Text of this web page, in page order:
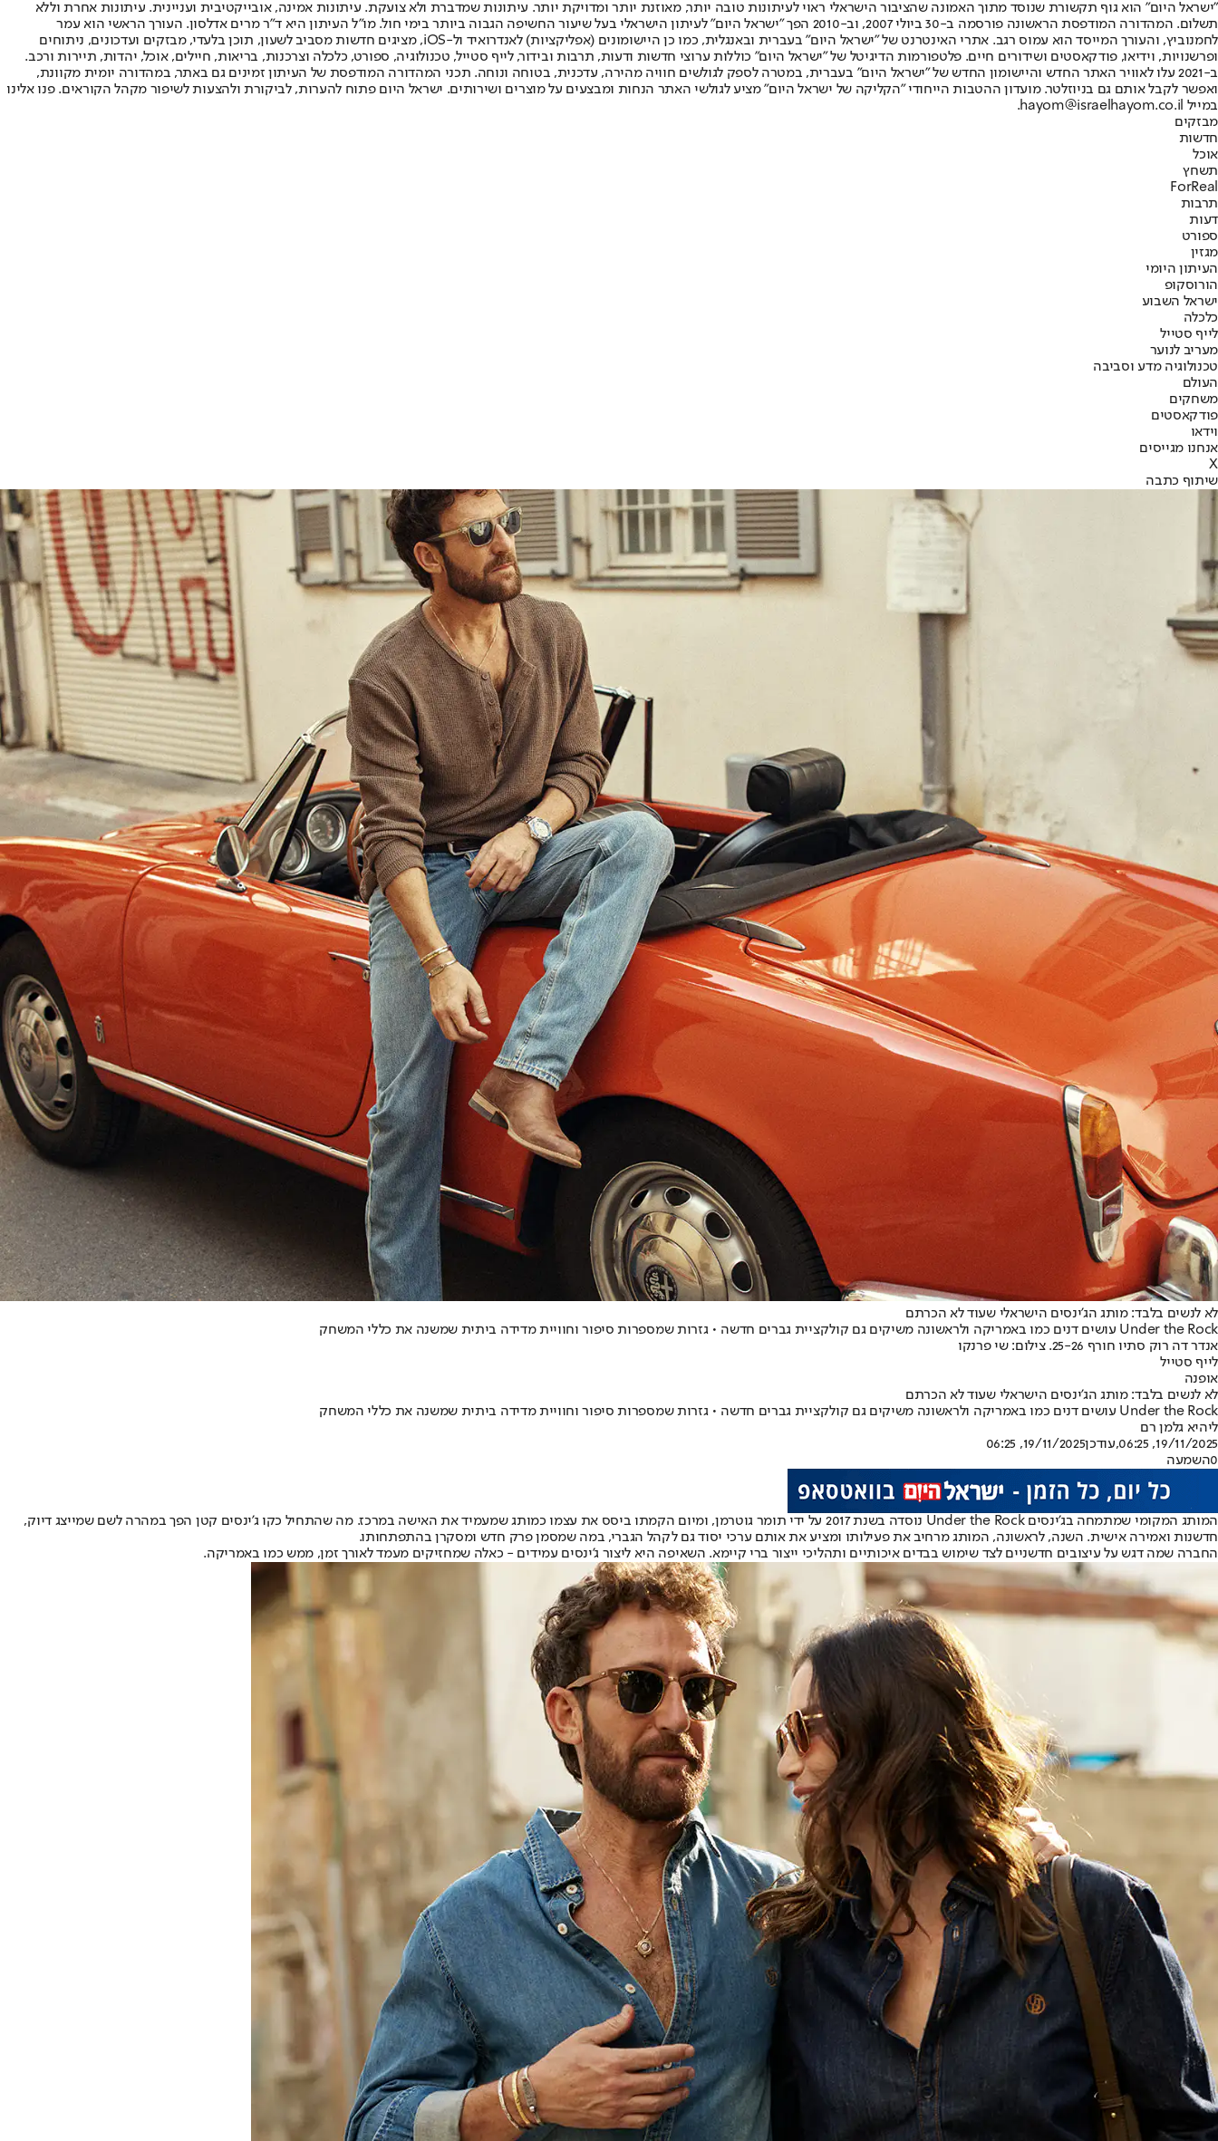
"ישראל היום" הוא גוף תקשורת שנוסד מתוך האמונה שהציבור הישראלי ראוי לעיתונות טובה יותר, מאוזנת יותר ומדויקת יותר. עיתונות שמדברת ולא צועקת. עיתונות אמינה, אובייקטיבית ועניינית. עיתונות אחרת וללא
תשלום. המהדורה המודפסת הראשונה פורסמה ב-30 ביולי 2007, וב-2010 הפך "ישראל היום" לעיתון הישראלי בעל שיעור החשיפה הגבוה ביותר בימי חול. מו"ל העיתון היא ד"ר מרים אדלסון. העורך הראשי הוא עמר
לחמנוביץ, והעורך המייסד הוא עמוס רגב. אתרי האינטרנט של "ישראל היום" בעברית ובאנגלית, כמו כן היישומונים (אפליקציות) לאנדרואיד ול-iOS, מציגים חדשות מסביב לשעון, תוכן בלעדי, מבזקים ועדכונים, ניתוחים
ופרשנויות, וידיאו, פודקאסטים ושידורים חיים. פלטפורמות הדיגיטל של "ישראל היום" כוללות ערוצי חדשות ודעות, תרבות ובידור, לייף סטייל, טכנולוגיה, ספורט, כלכלה וצרכנות, בריאות, חיילים, אוכל, יהדות, תיירות ורכב.
ב-2021 עלו לאוויר האתר החדש והיישומון החדש של "ישראל היום" בעברית, במטרה לספק לגולשים חוויה מהירה, עדכנית, בטוחה ונוחה. תכני המהדורה המודפסת של העיתון זמינים גם באתר, במהדורה יומית מקוונת,
ואפשר לקבל אותם גם בניוזלטר. מועדון ההטבות הייחודי "הקליקה של ישראל היום" מציע לגולשי האתר הנחות ומבצעים על מוצרים ושירותים. ישראל היום פתוח להערות, לביקורת ולהצעות לשיפור מקהל הקוראים. פנו אלינו
במייל hayom@israelhayom.co.il.
מבזקים
חדשות
אוכל
תשחץ
ForReal
תרבות
דעות
ספורט
מגזין
העיתון היומי
הורוסקופ
ישראל השבוע
כלכלה
לייף סטייל
מעריב לנוער
טכנולוגיה מדע וסביבה
העולם
משחקים
פודקאסטים
וידאו
אנחנו מגייסים
X
שיתוף כתבה
לא לנשים בלבד: מותג הג'ינסים הישראלי שעוד לא הכרתם
Under the Rock עושים דנים כמו באמריקה ולראשונה משיקים גם קולקציית גברים חדשה • גזרות שמספרות סיפור וחוויית מדידה ביתית שמשנה את כללי המשחק
אנדר דה רוק סתיו חורף 25-26. צילום: שי פרנקו
לייף סטייל
אופנה
לא לנשים בלבד: מותג הג'ינסים הישראלי שעוד לא הכרתם
Under the Rock עושים דנים כמו באמריקה ולראשונה משיקים גם קולקציית גברים חדשה • גזרות שמספרות סיפור וחוויית מדידה ביתית שמשנה את כללי המשחק
ליהיא גלמן רם
19/11/2025, 06:25
,עודכן19/11/2025, 06:25
0השמעה
המותג המקומי שמתמחה בג'ינסים Under the Rock נוסדה בשנת 2017 על ידי תומר גוטרמן, ומיום הקמתו ביסס את עצמו כמותג שמעמיד את האישה במרכז. מה שהתחיל כקו ג'ינסים קטן הפך במהרה לשם שמייצג דיוק,
חדשנות ואמירה אישית. השנה, לראשונה, המותג מרחיב את פעילותו ומציע את אותם ערכי יסוד גם לקהל הגברי, במה שמסמן פרק חדש ומסקרן בהתפתחותו.
החברה שמה דגש על עיצובים חדשניים לצד שימוש בבדים איכותיים ותהליכי ייצור ברי קיימא. השאיפה היא ליצור ג'ינסים עמידים - כאלה שמחזיקים מעמד לאורך זמן, ממש כמו באמריקה.